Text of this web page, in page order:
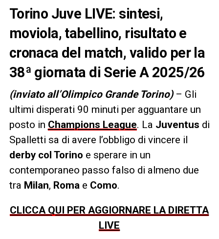
Torino Juve LIVE: sintesi,
moviola, tabellino, risultato e
cronaca del match, valido per la
38ª giornata di Serie A 2025/26
(inviato all’Olimpico Grande Torino)– Gli
ultimi disperati 90 minuti per agguantare un
posto in Champions League. La Juventus di
Spalletti sa di avere l’obbligo di vincere il
derby col Torino e sperare in un
contemporaneo passo falso di almeno due
tra Milan, Romae Como.
CLICCA QUI PER AGGIORNARE LA DIRETTA
LIVE